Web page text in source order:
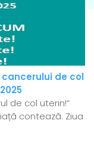
de col
de col uterin!”
contează. Ziua